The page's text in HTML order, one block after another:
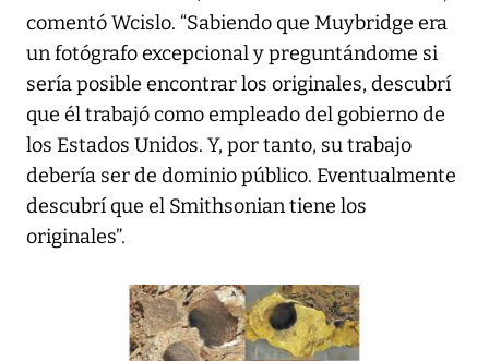
comentó Wcislo. “Sabiendo que Muybridge era
un fotógrafo excepcional y preguntándome si
sería posible encontrar los originales, descubrí
que él trabajó como empleado del gobierno de
los Estados Unidos. Y, por tanto, su trabajo
debería ser de dominio público. Eventualmente
descubrí que el Smithsonian tiene los
originales”.